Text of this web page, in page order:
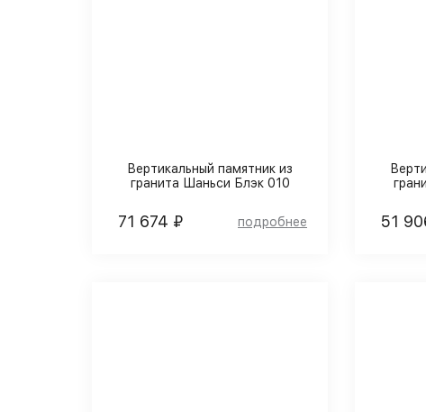
Вертикальный памятник из
гранита Шаньси Блэк 010
71 674 ₽ 51